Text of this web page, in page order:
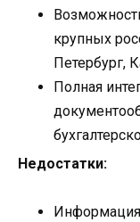
крупных
Петербург,
Полная
Недостатки:
Информация